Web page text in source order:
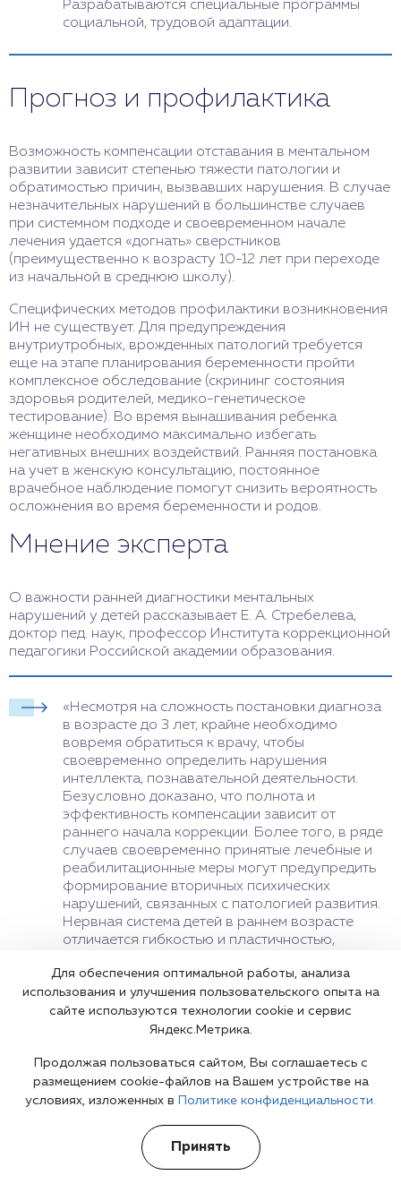
Разрабатываются специальные программы
социальной, трудовой адаптации.
Прогноз и профилактика
Возможность компенсации отставания в ментальном
развитии зависит степенью тяжести патологии и
обратимостью причин, вызвавших нарушения. В случае
незначительных нарушений в большинстве случаев
при системном подходе и своевременном начале
лечения удается «догнать» сверстников
(преимущественно к возрасту 10-12 лет при переходе
из начальной в среднюю школу).
Специфических методов профилактики возникновения
ИН не существует. Для предупреждения
внутриутробных, врожденных патологий требуется
еще на этапе планирования беременности пройти
комплексное обследование (скрининг состояния
здоровья родителей, медико-генетическое
тестирование). Во время вынашивания ребенка
женщине необходимо максимально избегать
негативных внешних воздействий. Ранняя постановка
на учет в женскую консультацию, постоянное
врачебное наблюдение помогут снизить вероятность
осложнения во время беременности и родов.
Мнение эксперта
О важности ранней диагностики ментальных
нарушений у детей рассказывает Е. А. Стребелева,
доктор пед. наук, профессор Института коррекционной
педагогики Российской академии образования.
«Несмотря на сложность постановки диагноза
в возрасте до 3 лет, крайне необходимо
вовремя обратиться к врачу, чтобы
своевременно определить нарушения
интеллекта, познавательной деятельности.
Безусловно доказано, что полнота и
эффективность компенсации зависит от
раннего начала коррекции. Более того, в ряде
случаев своевременно принятые лечебные и
реабилитационные меры могут предупредить
формирование вторичных психических
нарушений, связанных с патологией развития.
Нервная система детей в раннем возрасте
отличается гибкостью и пластичностью,
воздействия. Исходя из этих особенностей
детской психологии, необходимо проводить
систематический мониторинг темпа
ментального развития детей. Постоянный
аномалии онтогенеза и начать
компенсирующее лечение как можно раньше».
Для обеспечения оптимальной работы, анализа
использования и улучшения пользовательского опыта на
сайте используются технологии cookie и сервис
Яндекс.Метрика.
Продолжая пользоваться сайтом, Вы соглашаетесь с
размещением cookie-файлов на Вашем устройстве на
условиях, изложенных в
Политике конфиденциальности.
Принять